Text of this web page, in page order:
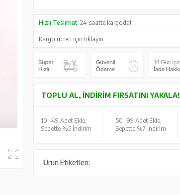
Hızlı Teslimat: 24 saatte kargoda!
Kargo ücreti içintıklayın
TOPLU AL, İNDIRIM FIRSATINI YAKALA!
10 -49 Adet Ekle,
Sepette %5 İndirim
50 -99 Adet Ekle,
Sepette %7 İndirim
Ürün Etiketleri: